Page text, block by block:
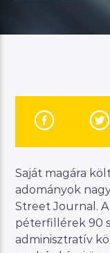
Manna FM
Saját magára
adományok
Street Journal.
péterfillérek 90
adminisztratív